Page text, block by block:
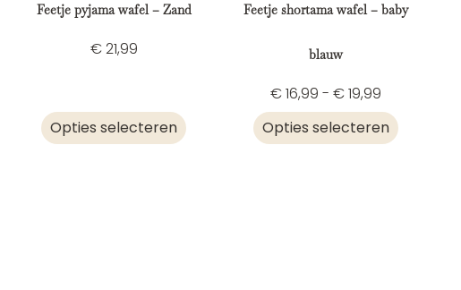
Feetje pyjama wafel – Zand
€21,99
Opties selecteren
Feetje shortama wafel – baby
blauw
€16,99 - €19,99
Opties selecteren